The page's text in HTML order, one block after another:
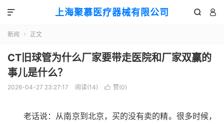
上海聚慕医疗器械有限公司  

新闻  正文
CT旧球管为什么厂家要带走医院和厂家双赢的
事儿是什么？
2026-04-27 23:27:17 阅读(14)  赞(0)
老话说：从南京到北京，买的没有卖的精。很多时候，